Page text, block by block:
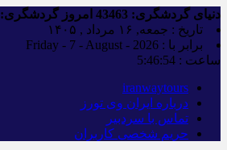
دنیای گردشگری: امروز گردشگری:
تاریخ : جمعه, ۱۶ مرداد , ۱۴۰۵
برابر با : Friday - 7 - August - 2026
ساعت : 5:46:55
iranwaytours
درباره ایران وی تورز
تماس با سردبیر
حریم شخصی کاربران